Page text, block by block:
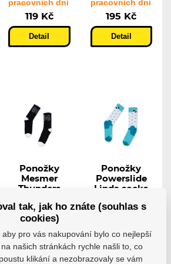
pracovních dní
119 Kč
Detail
pracovních dní
195 Kč
Detail
Ponožky
Mesmer
Thunders
Ponožky na
bruslení...
Skladem 7-10
pracovních dní
318 Kč
Ponožky
Powerslide
Linda socks
Ponožky pro
Skladem 7-10
pracovních dní
373 Kč
tak, jak ho znáte (souhlas s
cookies)
pro vás nakupování bylo co nejlepší
našich stránkách rychle našli to, co
klikání a nezobrazovaly se vám